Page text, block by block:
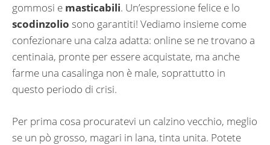
gommosi e masticabili. Un’espressione felice e lo
scodinzolio sono garantiti! Vediamo insieme come
confezionare una calza adatta: online se ne trovano a
centinaia, pronte per essere acquistate, ma anche
farme una casalinga non è male, soprattutto in
questo periodo di crisi.
Per prima cosa procuratevi un calzino vecchio, meglio
se un pò grosso, magari in lana, tinta unita. Potete